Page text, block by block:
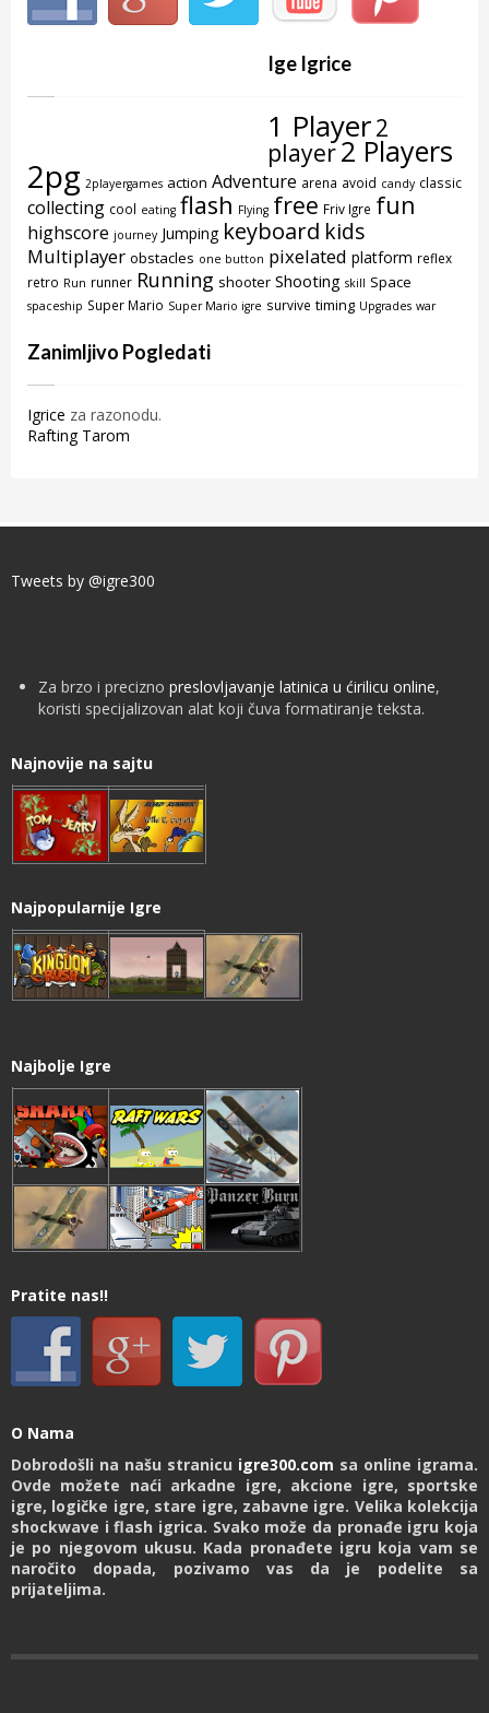
Ige Igrice
1 Player2
player2 Players
2pg 2playergames action Adventure arena avoid candy classic
collecting cool eating flash Flying free Friv Igre fun
highscore journey Jumping keyboard kids
Multiplayer obstacles one button pixelated platform reflex
retro Run runner Running shooter Shooting skill Space
spaceship Super Mario Super Mario igre survive timing Upgrades war
Zanimljivo Pogledati
Igrice za razonodu.
Rafting Tarom
Tweets by @igre300
Za brzo i precizno preslovljavanje latinica u ćirilicu online,
koristi specijalizovan alat koji čuva formatiranje teksta.
Najnovije na sajtu
Najpopularnije Igre
Najbolje Igre
Pratite nas!!
O Nama
Dobrodošli na našu stranicu igre300.com sa online igrama.
Ovde možete naći arkadne igre, akcione igre, sportske
igre, logičke igre, stare igre, zabavne igre. Velika kolekcija
shockwave i flash igrica. Svako može da pronađe igru koja
je po njegovom ukusu. Kada pronađete igru koja vam se
naročito dopada, pozivamo vas da je podelite sa
prijateljima.